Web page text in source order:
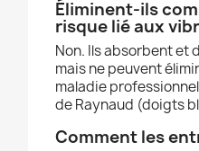
Éliminent-ils
risque lié aux
Non. Ils absorbent et
mais ne peuvent
maladie
de Raynaud (doigts
Comment les